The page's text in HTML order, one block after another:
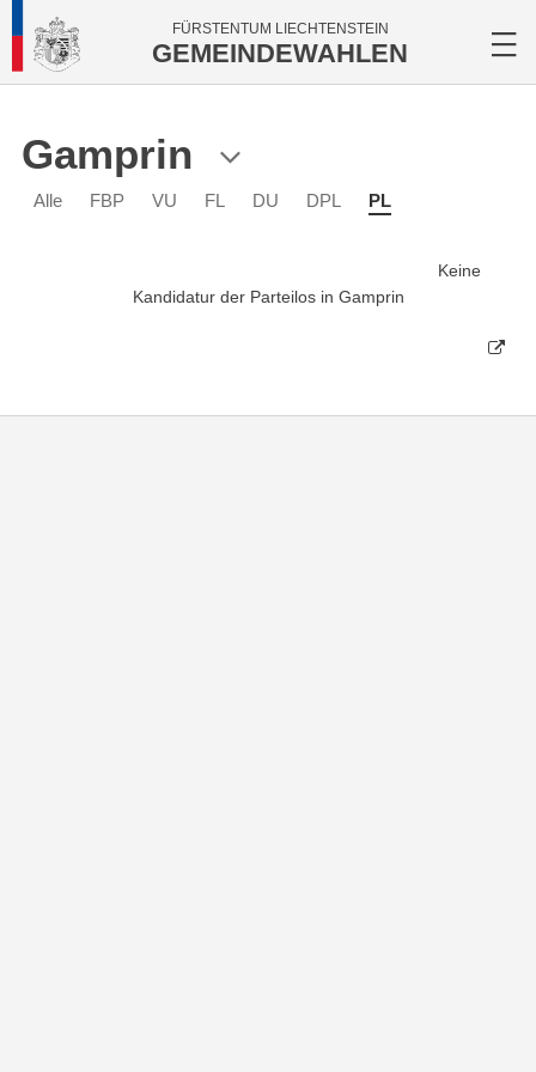
FÜRSTENTUM LIECHTENSTEIN
GEMEINDEWAHLEN
Gamprin
Alle FBP VU FL DU DPL PL
Keine
Kandidatur der Parteilos in Gamprin